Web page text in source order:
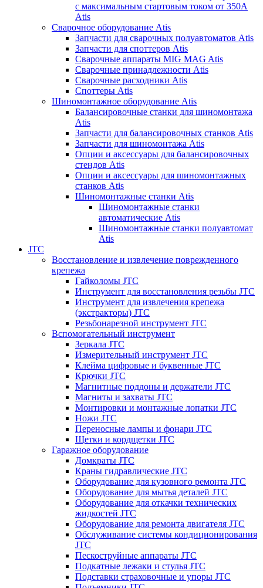
с максимальным стартовым током от 350А
Atis
Сварочное оборудование Atis
Запчасти для сварочных полуавтоматов Atis
Запчасти для споттеров Atis
Сварочные аппараты MIG MAG Atis
Сварочные принадлежности Atis
Сварочные расходники Atis
Споттеры Atis
Шиномонтажное оборудование Atis
Балансировочные станки для шиномонтажа
Atis
Запчасти для балансировочных станков Atis
Запчасти для шиномонтажа Atis
Опции и аксессуары для балансировочных
стендов Atis
Опции и аксессуары для шиномонтажных
станков Atis
Шиномонтажные станки Atis
Шиномонтажные станки
автоматические Atis
Шиномонтажные станки полуавтомат
Atis
JTC
Восстановление и извлечение поврежденного
крепежа
Гайколомы JTC
Инструмент для восстановления резьбы JTC
Инструмент для извлечения крепежа
(экстракторы) JTC
Резьбонарезной инструмент JTC
Вспомогательный инструмент
Зеркала JTC
Измерительный инструмент JTC
Клейма цифровые и буквенные JTC
Крючки JTC
Магнитные поддоны и держатели JTC
Магниты и захваты JTC
Монтировки и монтажные лопатки JTC
Ножи JTC
Переносные лампы и фонари JTC
Щетки и кордщетки JTC
Гаражное оборудование
Домкраты JTC
Краны гидравлические JTC
Оборудование для кузовного ремонта JTC
Оборудование для мытья деталей JTC
Оборудование для откачки технических
жидкостей JTC
Оборудование для ремонта двигателя JTC
Обслуживание системы кондиционирования
JTC
Пескоструйные аппараты JTC
Подкатные лежаки и стулья JTC
Подставки страховочные и упоры JTC